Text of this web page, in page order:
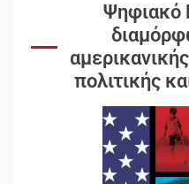
Ψηφιακό
πολιτικής